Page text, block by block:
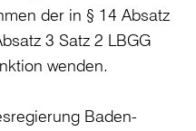
der in § 14 Absatz
3 Satz 2 LBGG
wenden.
Baden-